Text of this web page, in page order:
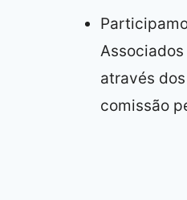
através
comissão